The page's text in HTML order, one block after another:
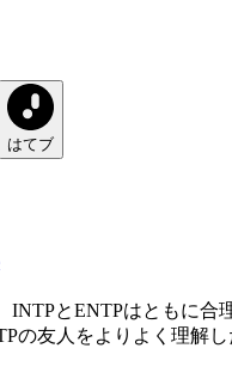
はてブ
INTPとENTPはともに合
の友人をよりよく理解